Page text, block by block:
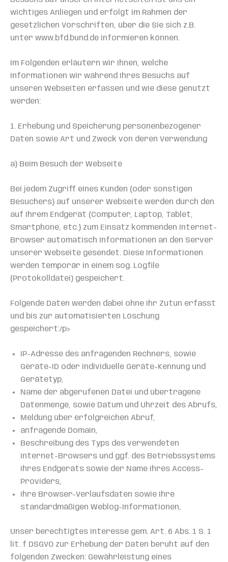
wichtiges Anliegen und erfolgt im Rahmen der
gesetzlichen Vorschriften, über die Sie sich z.B.
unter www.bfd.bund.de informieren können.
Im Folgenden erläutern wir Ihnen, welche
Informationen wir während Ihres Besuchs auf
unseren Webseiten erfassen und wie diese genutzt
werden:
1. Erhebung und Speicherung personenbezogener
Daten sowie Art und Zweck von deren Verwendung
a) Beim Besuch der Webseite
Bei jedem Zugriff eines Kunden (oder sonstigen
Besuchers) auf unserer Webseite werden durch den
auf Ihrem Endgerät (Computer, Laptop, Tablet,
Smartphone, etc.) zum Einsatz kommenden Internet-
Browser automatisch Informationen an den Server
unserer Webseite gesendet. Diese Informationen
werden temporär in einem sog. Logfile
(Protokolldatei) gespeichert.
Folgende Daten werden dabei ohne Ihr Zutun erfasst
und bis zur automatisierten Löschung
gespeichert:/p>
IP-Adresse des anfragenden Rechners, sowie
Geräte-ID oder individuelle Geräte-Kennung und
Gerätetyp,
Name der abgerufenen Datei und übertragene
Datenmenge, sowie Datum und Uhrzeit des Abrufs,
Meldung über erfolgreichen Abruf,
anfragende Domain,
Beschreibung des Typs des verwendeten
Internet-Browsers und ggf. des Betriebssystems
Ihres Endgeräts sowie der Name Ihres Access-
Providers,
Ihre Browser-Verlaufsdaten sowie Ihre
standardmäßigen Weblog-Informationen,
Unser berechtigtes Interesse gem. Art. 6 Abs. 1 S. 1
lit. f DSGVO zur Erhebung der Daten beruht auf den
folgenden Zwecken: Gewährleistung eines